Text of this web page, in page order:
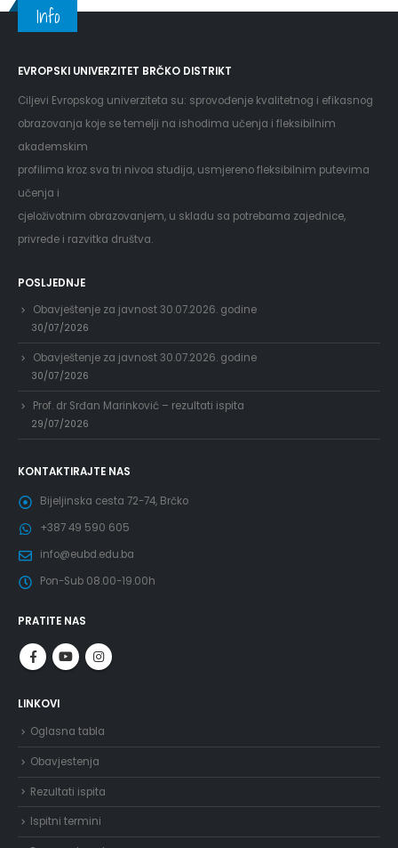
Info
EVROPSKI UNIVERZITET BRČKO DISTRIKT
Ciljevi Evropskog univerziteta su: sprovođenje kvalitetnog i efikasnog
obrazovanja koje se temelji na ishodima učenja i fleksibilnim
akademskim
profilima kroz sva tri nivoa studija, usmjereno fleksibilnim putevima
učenja i
cjeloživotnim obrazovanjem, u skladu sa potrebama zajednice,
privrede i razvitka društva.
POSLJEDNJE
Obavještenje za javnost 30.07.2026. godine
30/07/2026
Obavještenje za javnost 30.07.2026. godine
30/07/2026
Prof. dr Srđan Marinković – rezultati ispita
29/07/2026
KONTAKTIRAJTE NAS
Bijeljinska cesta 72-74, Brčko
+387 49 590 605
info@eubd.edu.ba
Pon-Sub 08.00-19.00h
PRATITE NAS
LINKOVI
Oglasna tabla
Obavjestenja
Rezultati ispita
Ispitni termini